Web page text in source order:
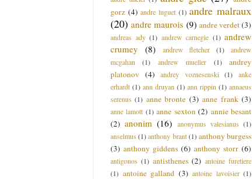
gorz (4) andre luguet (1) andre malraux
(20) andre maurois (9) andre verdet(3)
andreas ady (1) andrew carnegie (1) andrew
crumey
(8) andrew fletcher (1)
andrew
mcgahan
(1) andrew mueller (1)
andrey
platonov (4) andrey voznesenski (1)
anke
erhardt (1) ann druyan (1) ann rippin (1) annaeus
serenus (1) anne bronte (3) anne frank (3)
anne lamott (1) anne sexton (2) annie besant
(2) anonim (16) anonymus valesianus (1)
anselmus (1) anthony brant (1) anthony burgess
(3) anthony giddens (6) anthony storr (6)
antigonos (1) antisthenes (2) antoine furetiere
(1) antoine galland (3) antoine lavoisier (1)